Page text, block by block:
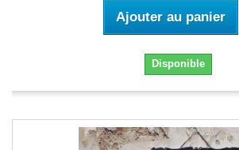
Ajouter au panier
Disponible